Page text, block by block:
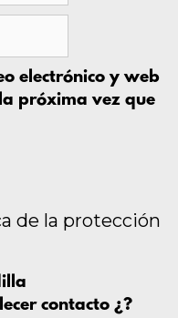
electrónico y web
próxima vez que
de la protección
contacto ¿?